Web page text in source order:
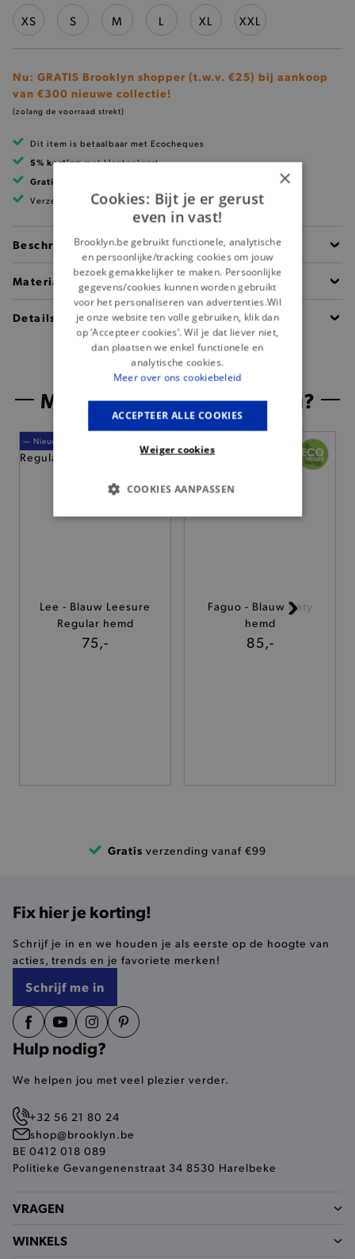
XS S M L XL XXL
Nu: GRATIS Brooklyn shopper (t.w.v. €25) bij aankoop
van €300 nieuwe collectie!
(zolang de voorraad strekt)
Dit item is betaalbaar met Ecocheques
5% kortingmet klantenkaart
Gratis verzending
Verzending binnen 1 à 2 werkdagen
Beschrijving
Materiaal
Details
Misschien is dit iets voor jou?
— Nieuw
Lee - Blauw Leesure
Regular hemd
75,-
Faguo - Blauw Iraty
hemd
85,-
Gratis verzending vanaf €99
Fix hier je korting!
Schrijf je in en we houden je als eerste op de hoogte van
acties, trends en je favoriete merken!
Schrijf me in
Hulp nodig?
We helpen jou met veel plezier verder.
+32 56 21 80 24
shop@brooklyn.be
BE 0412 018 089
Politieke Gevangenenstraat 34 8530 Harelbeke
VRAGEN
WINKELS
×
Cookies: Bijt je er gerust
even in vast!
Brooklyn.be gebruikt functionele, analytische
en persoonlijke/tracking cookies om jouw
bezoek gemakkelijker te maken. Persoonlijke
gegevens/cookies kunnen worden gebruikt
voor het personaliseren van advertenties.Wil
je onze website ten volle gebruiken, klik dan
op ‘Accepteer cookies’. Wil je dat liever niet,
dan plaatsen we enkel functionele en
analytische cookies.
Meer over ons cookiebeleid
ACCEPTEER ALLE COOKIES
Weiger cookies
COOKIES AANPASSEN
BASIS COOKIES
site op een correcte manier wordt verorberd. De
Naam
Provider
selected-val .brooklyn.be
pickupAddress
product-out-of-stock-modal .brooklyn.be